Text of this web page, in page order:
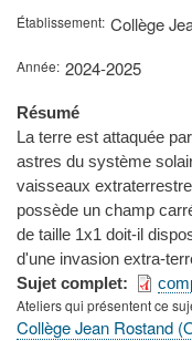
Établissement Collège
Année 2024-2025
Résumé
La terre est attaquée
astres du système
vaisseaux
possède un champ
de taille 1x1 doit-il
d'une invasion extra-
Sujet complet
Ateliers qui présentent ce
Collège Jean Rostand